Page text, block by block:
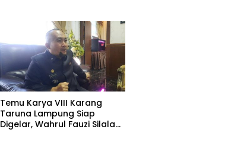
Temu Karya VIII Karang
Taruna Lampung Siap
Digelar, Wahrul Fauzi Silalahi